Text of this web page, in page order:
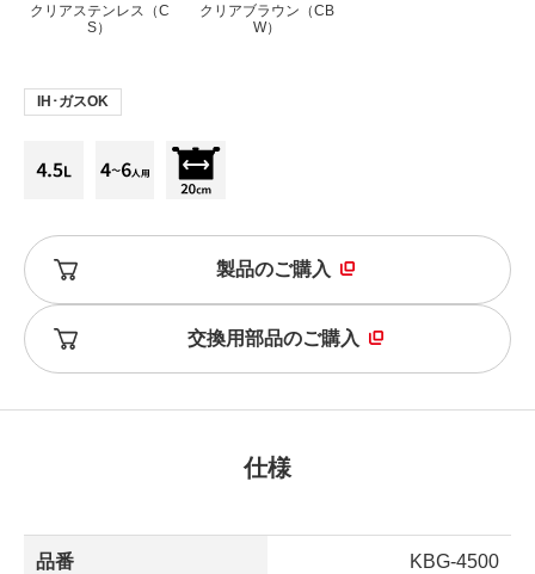
クリアステンレス（C
S）
クリアブラウン（CB
W）
IH･ガスOK
製品のご購入
交換用部品のご購入
仕様
品番 KBG-4500